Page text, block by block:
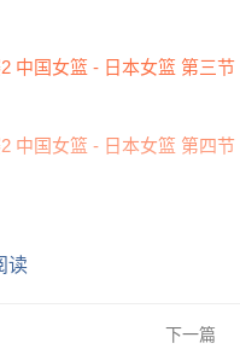
中国女篮 - 日本女篮 第三节
中国女篮 - 日本女篮 第四节
读
下一篇